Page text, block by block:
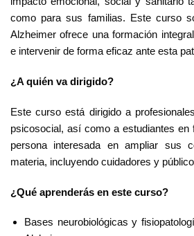
como para sus familias. Este curso
Alzheimer ofrece una formación
e intervenir de forma eficaz ante esta
¿A quién va dirigido?
Este curso está dirigido a
psicosocial, así como a estudiantes en
persona interesada en ampliar sus
materia, incluyendo cuidadores y
¿Qué aprenderás en este curso?
Bases neurobiológicas y